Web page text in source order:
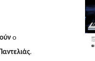
ο
.